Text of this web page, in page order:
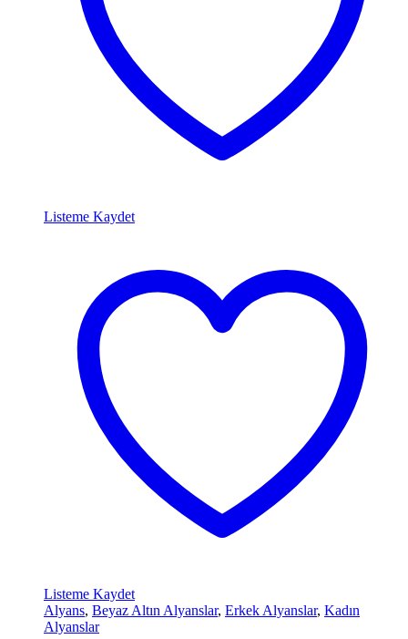
Listeme Kaydet
Listeme Kaydet
Alyans, Beyaz Altın Alyanslar, Erkek Alyanslar, Kadın
Alyanslar